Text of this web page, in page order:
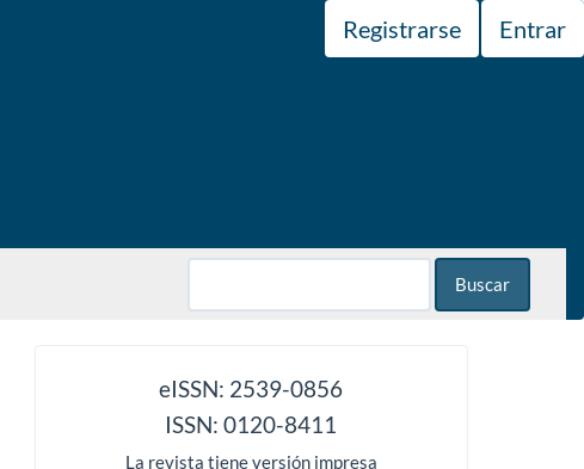
Registrarse Entrar
Buscar
eISSN: 2539-0856
ISSN: 0120-8411
La revista tiene versión impresa